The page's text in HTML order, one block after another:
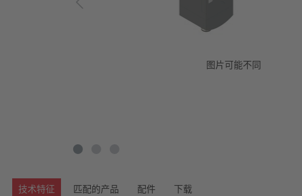
图片可能不同
技术特征 匹配的产品 配件 下载